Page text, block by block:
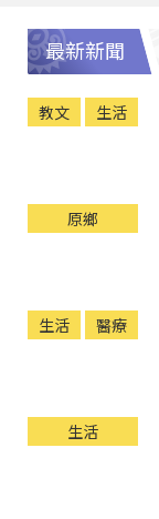
最新新聞
教文 生活
原鄉
生活 醫療
生活